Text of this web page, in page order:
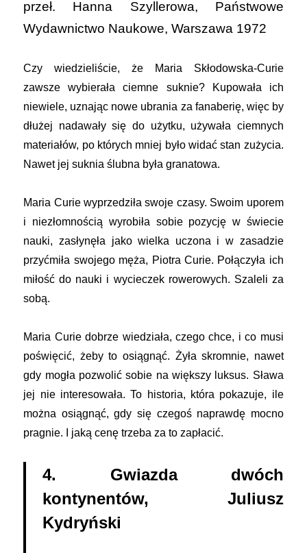
przeł. Hanna Szyllerowa, Państwowe
Wydawnictwo Naukowe, Warszawa 1972
Czy wiedzieliście, że Maria Skłodowska-Curie
zawsze wybierała ciemne suknie? Kupowała ich
niewiele, uznając nowe ubrania za fanaberię, więc by
dłużej nadawały się do użytku, używała ciemnych
materiałów, po których mniej było widać stan zużycia.
Nawet jej suknia ślubna była granatowa.
Maria Curie wyprzedziła swoje czasy. Swoim uporem
i niezłomnością wyrobiła sobie pozycję w świecie
nauki, zasłynęła jako wielka uczona i w zasadzie
przyćmiła swojego męża, Piotra Curie. Połączyła ich
miłość do nauki i wycieczek rowerowych. Szaleli za
sobą.
Maria Curie dobrze wiedziała, czego chce, i co musi
poświęcić, żeby to osiągnąć. Żyła skromnie, nawet
gdy mogła pozwolić sobie na większy luksus. Sława
jej nie interesowała. To historia, która pokazuje, ile
można osiągnąć, gdy się czegoś naprawdę mocno
pragnie. I jaką cenę trzeba za to zapłacić.
4. Gwiazda dwóch
kontynentów, Juliusz
Kydryński